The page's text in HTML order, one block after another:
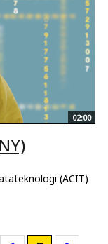
02:00
(ACIT)